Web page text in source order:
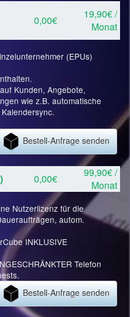
0,00€
19,90€ /
Monat
(EPUs)
Kunden, Angebote,
wie z.B. automatische
Bestell-Anfrage senden
0,00€
99,90€ /
Monat
Nutzerlizenz für die
autom.
INKLUSIVE
Telefon
Bestell-Anfrage senden